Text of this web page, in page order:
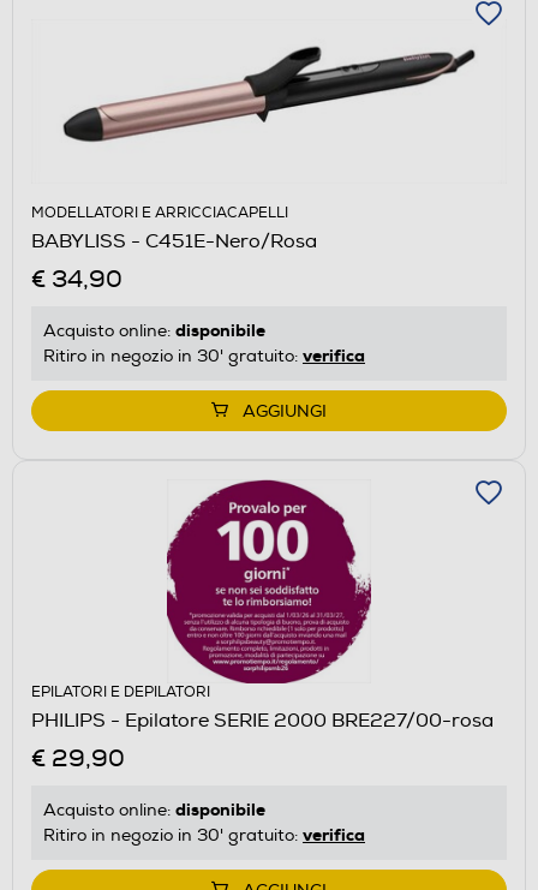
MODELLATORI E ARRICCIACAPELLI
BABYLISS - C451E-Nero/Rosa
€ 34,90
Acquisto online: disponibile
Ritiro in negozio in 30' gratuito: verifica
AGGIUNGI
EPILATORI E DEPILATORI
PHILIPS - Epilatore SERIE 2000 BRE227/00-rosa
€ 29,90
Acquisto online: disponibile
Ritiro in negozio in 30' gratuito: verifica